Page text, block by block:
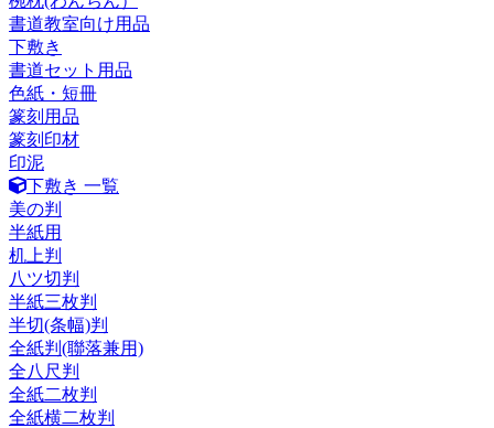
書道教室向け用品
下敷き
書道セット用品
色紙・短冊
篆刻用品
篆刻印材
印泥
下敷き 一覧
美の判
半紙用
机上判
八ツ切判
半紙三枚判
半切(条幅)判
全紙判(聯落兼用)
全八尺判
全紙二枚判
全紙横二枚判